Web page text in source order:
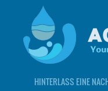
HINTERLASS EINE